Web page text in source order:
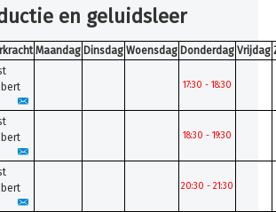
26
27
en geluidsleer
Maandag Dinsdag Woensdag Donderdag Vrijdag
17:30 - 18:30
18:30 - 19:30
20:30 - 21:30